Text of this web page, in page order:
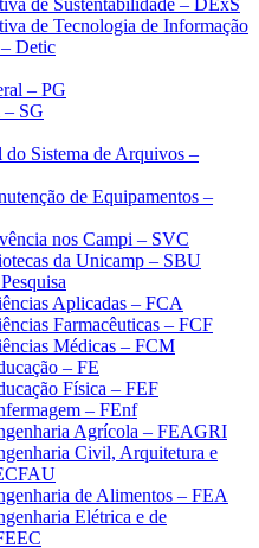
de Sustentabilidade – DExS
de Tecnologia de Informação
Detic
– PG
– SG
Sistema de Arquivos –
de Equipamentos –
nos Campi – SVC
da Unicamp – SBU
Aplicadas – FCA
Farmacêuticas – FCF
Médicas – FCM
– FE
Física – FEF
– FEnf
Agrícola – FEAGRI
Civil, Arquitetura e
de Alimentos – FEA
Elétrica e de